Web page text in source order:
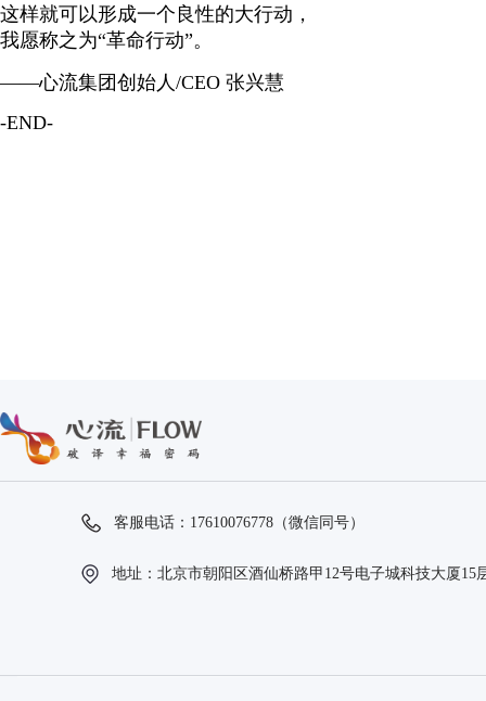
这样就可以形成一个良性的大行动，
我愿称之为“革命行动”。
——心流集团创始人/CEO 张兴慧
-END-
客服电话：17610076778（微信同号）
地址：北京市朝阳区酒仙桥路甲12号电子城科技大厦15